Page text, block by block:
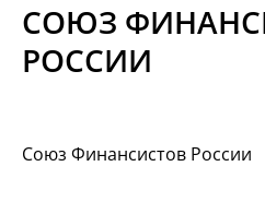
Материалы
СОЮЗ
РОССИИ
Союз Финансистов России